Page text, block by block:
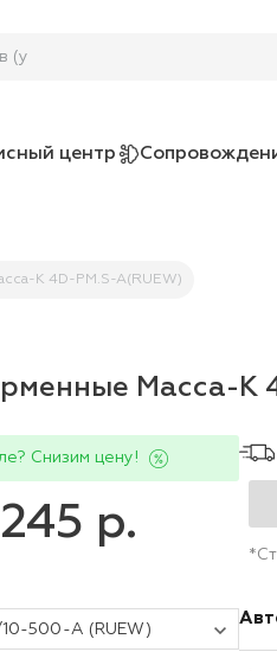
(удалён
центр
К 4D-PM.S-A(RUEW)
Масса-К
Снизим цену!
р.
500-А (RUEW)